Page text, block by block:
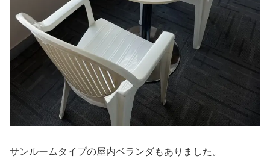
サンルームタイプの屋内ベランダもありました。